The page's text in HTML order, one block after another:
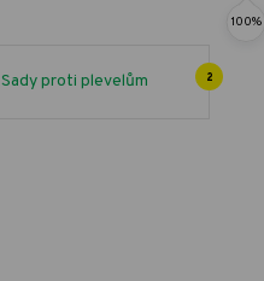
100%
Sady proti plevelům 2